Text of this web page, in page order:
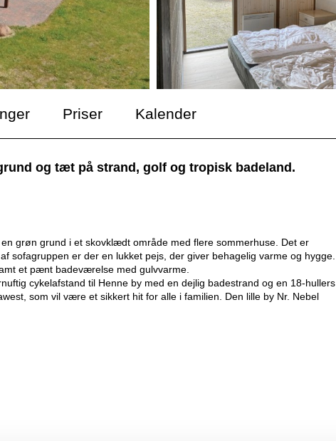
Priser Kalender
og tæt på strand, golf og tropisk badeland.
grøn grund i et skovklædt område med flere sommerhuse. Det er
sofagruppen er der en lukket pejs, der giver behagelig varme og hygge.
et pænt badeværelse med gulvvarme.
cykelafstand til Henne by med en dejlig badestrand og en 18-hullers
som vil være et sikkert hit for alle i familien. Den lille by Nr. Nebel